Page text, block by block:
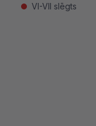
VI-VII slēgts